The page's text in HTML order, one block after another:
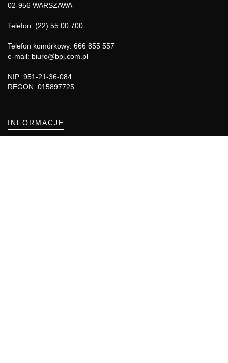
02-956 WARSZAWA
Telefon: (22) 55 00 700
Telefon komórkowy: 666 855 557
e-mail: biuro@bpj.com.pl
NIP: 951-21-36-084
REGON: 015897725
INFORMACJE